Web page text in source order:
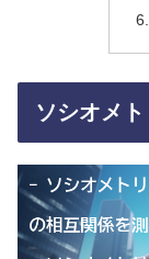
ソシオメ